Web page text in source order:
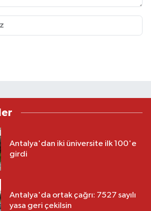
Antalya'dan iki üniversite ilk 100'e
girdi
Antalya'da ortak çağrı: 7527 sayılı
yasa geri çekilsin